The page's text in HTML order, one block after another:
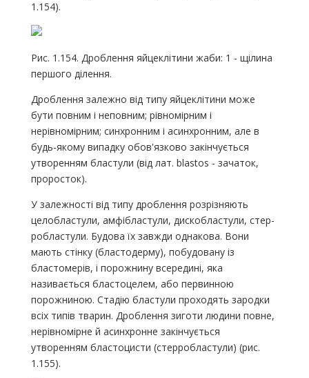
1.154).
Рис. 1.154. Дроблення яйцеклітини жаби: 1 - щілина
першого ділення.
Дроблення залежно від типу яйцеклітини може
бути повним і неповним; рівномірним і
нерівномірним; синхронним і асинхронним, але в
будь-якому випадку обов'язково закінчується
утворенням бластули (від лат. blastos - зачаток,
проросток).
У залежності від типу дроблення розрізняють
целобластули, амфібластули, дискобластули, стер-
робластули. Будова їх завжди однакова. Вони
мають стінку (бластодерму), побудовану із
бластомерів, і порожнину всередині, яка
називається бластоцелем, або первинною
порожниною. Стадію бластули проходять зародки
всіх типів тварин. Дроблення зиготи людини повне,
нерівномірне й асинхронне закінчується
утворенням бластоцисти (стерробластули) (рис.
1.155).